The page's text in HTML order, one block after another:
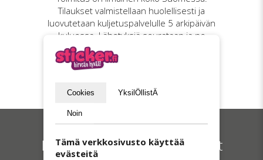
Tilaukset valmistellaan huolellisesti ja
luovutetaan kuljetuspalvelulle 5 arkipäivän
kuluessa. Lähetyksiä seurataan ja ne
toimitetaan henkilökohtaisesti
vastaanottokuittausta vastaan, mikä
varmistaa turvallisen ja luotettavan
Meidän myydyimmät tuotteet
Cookies YksilÖllistÄ
Noin
Tämä verkkosivusto käyttää
evästeitä